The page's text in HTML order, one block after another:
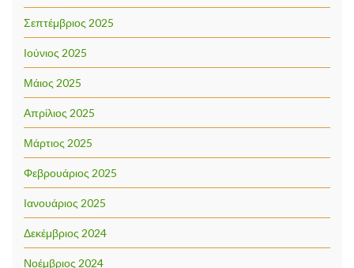
Σεπτέμβριος 2025
Ιούνιος 2025
Μάιος 2025
Απρίλιος 2025
Μάρτιος 2025
Φεβρουάριος 2025
Ιανουάριος 2025
Δεκέμβριος 2024
Νοέμβριος 2024